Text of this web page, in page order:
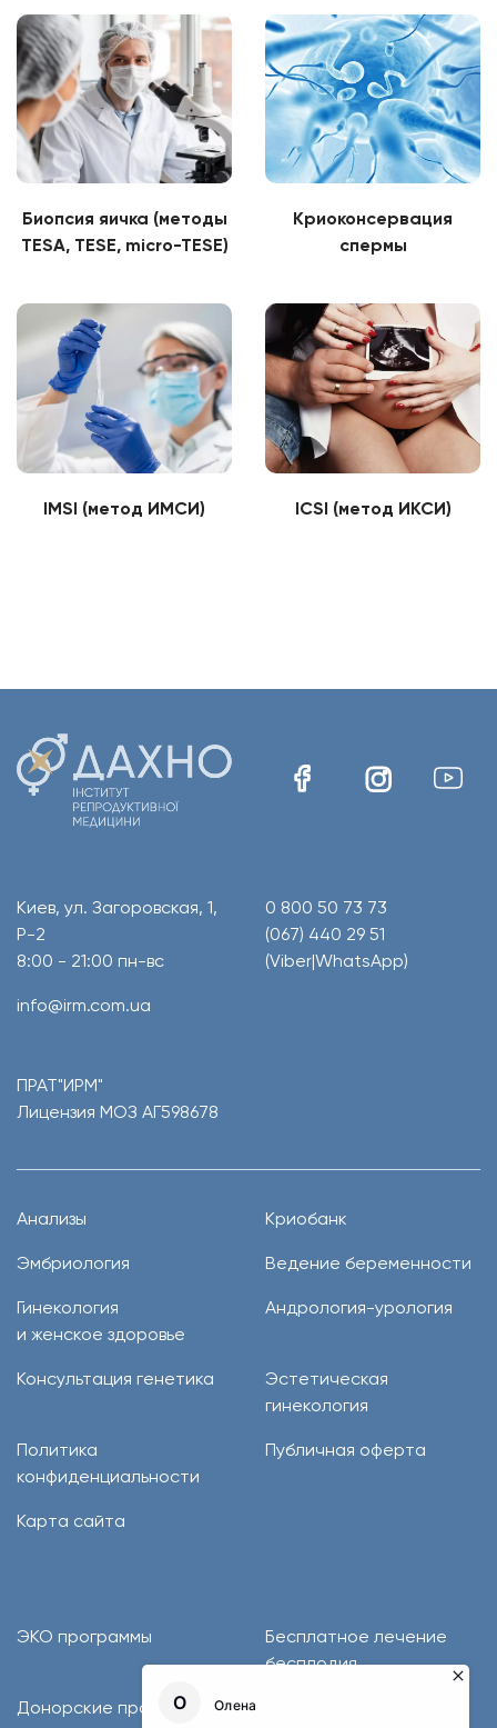
Биопсия яичка (методы
ТЕSА, TESE, micro-TESE)
Криоконсервация
спермы
IMSI (метод ИМСИ) ICSI (метод ИКСИ)
Киев, ул. Загоровская, 1,
Р-2
8:00 - 21:00 пн-вс
0 800 50 73 73
(067) 440 29 51
(Viber|WhatsApp)
info@irm.com.ua
ПРАТ"ИРМ"
Лицензия МОЗ АГ598678
Анализы Криобанк
Эмбриология Ведение беременности
Гинекология
и женское здоровье
Андрология-урология
Консультация генетика
Эстетическая
гинекология
Политика
конфиденциальности
Публичная оферта
Карта сайта
ЭКО программы
Бесплатное лечение
бесплодия
Донорские программы